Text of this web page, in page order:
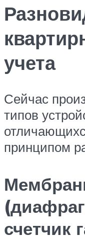
учета
Сейчас
типов
принципом
счетчик